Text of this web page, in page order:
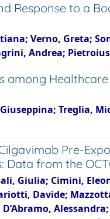
Response to a
Verno, Greta;
Andrea;
among
Treglia,
Pre-
from the
Giulia; Cimini,
Davide;